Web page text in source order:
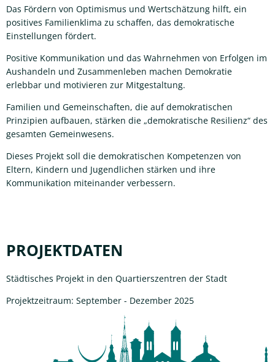
Das Fördern von Optimismus und Wertschätzung hilft, ein
positives Familienklima zu schaffen, das demokratische
Einstellungen fördert.
Positive Kommunikation und das Wahrnehmen von Erfolgen im
Aushandeln und Zusammenleben machen Demokratie
erlebbar und motivieren zur Mitgestaltung.
Familien und Gemeinschaften, die auf demokratischen
Prinzipien aufbauen, stärken die „demokratische Resilienz“ des
gesamten Gemeinwesens.
Dieses Projekt soll die demokratischen Kompetenzen von
Eltern, Kindern und Jugendlichen stärken und ihre
Kommunikation miteinander verbessern.
PROJEKTDATEN
Städtisches Projekt in den Quartierszentren der Stadt
Projektzeitraum: September - Dezember 2025